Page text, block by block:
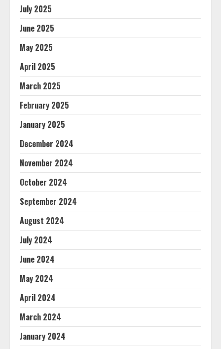
July 2025
June 2025
May 2025
April 2025
March 2025
February 2025
January 2025
December 2024
November 2024
October 2024
September 2024
August 2024
July 2024
June 2024
May 2024
April 2024
March 2024
January 2024